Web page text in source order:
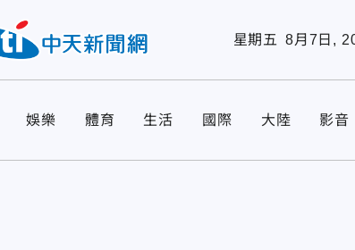
星期五 8月7日,
娛樂 體育 生活 國際 大陸 影音